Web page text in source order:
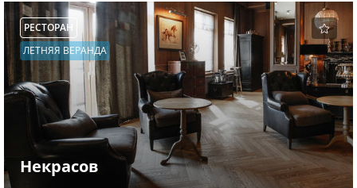
РЕСТОРАН
ЛЕТНЯЯ ВЕРАНДА
Некрасов